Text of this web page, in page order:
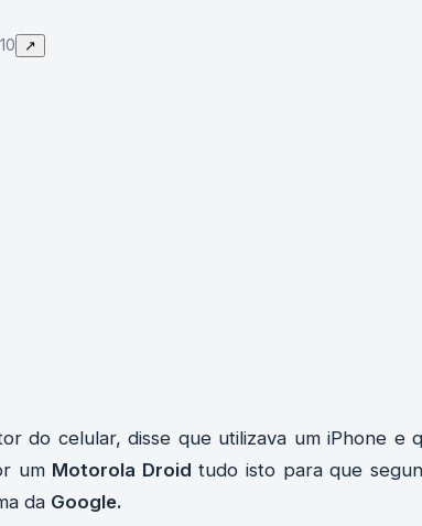
↗
do celular, disse que utilizava um iPhone e
um Motorola Droid tudo isto para que
da Google.